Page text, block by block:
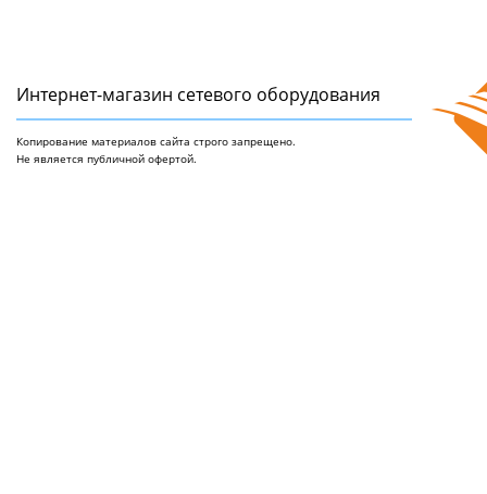
Интернет-магазин сетeвого оборудования
Копирование материалов сайта строго запрещено.
Не является публичной офертой.